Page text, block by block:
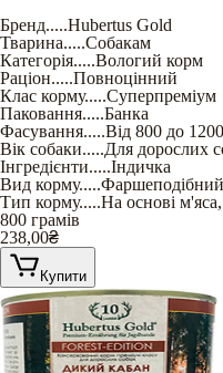
Бренд.....Hubertus Gold
Тварина.....Собакам
Категорія.....Вологий корм
Раціон.....Повноцінний
Клас корму.....Суперпреміум
Паковання.....Банка
Фасування.....Від 800 до
Вік собаки.....Для дорослих
Інгредієнти.....Індичка
Вид корму.....Фаршеподібний
Тип корму.....На основі м'яса,
800 грамів
238,00₴
Купити